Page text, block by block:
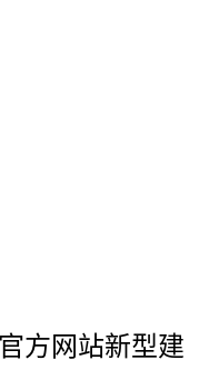
方网站新型建